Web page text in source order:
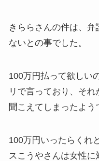
きららさんの件は、
ないとの事でした。
100万円払って欲しい
リで言っており、それ
聞こえてしまったよう
100万円いったらくれ
スこうやさんは女性